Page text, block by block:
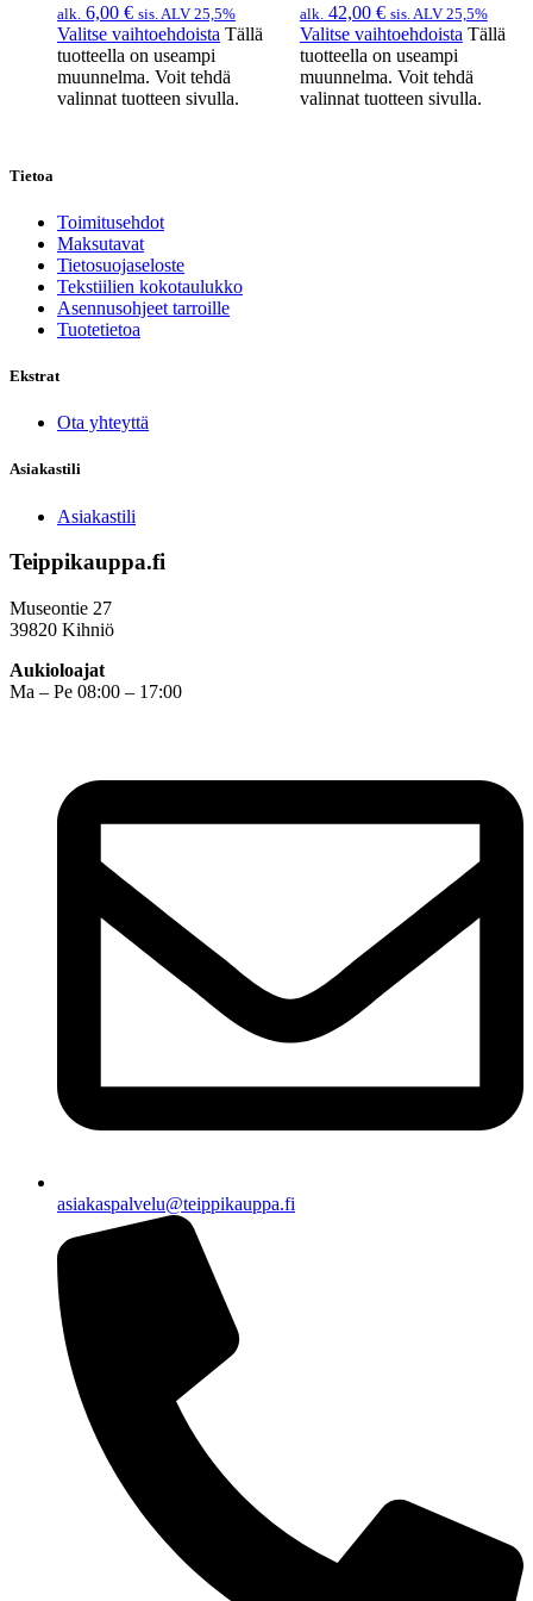
alk. 6,00 € sis. ALV 25,5%
Valitse vaihtoehdoista Tällä
tuotteella on useampi
muunnelma. Voit tehdä
valinnat tuotteen sivulla.
alk. 42,00 € sis. ALV 25,5%
Valitse vaihtoehdoista Tällä
tuotteella on useampi
muunnelma. Voit tehdä
valinnat tuotteen sivulla.
Tietoa
Toimitusehdot
Maksutavat
Tietosuojaseloste
Tekstiilien kokotaulukko
Asennusohjeet tarroille
Tuotetietoa
Ekstrat
Ota yhteyttä
Asiakastili
Asiakastili
Teippikauppa.fi
Museontie 27
39820 Kihniö
Aukioloajat
Ma – Pe 08:00 – 17:00
asiakaspalvelu@teippikauppa.fi